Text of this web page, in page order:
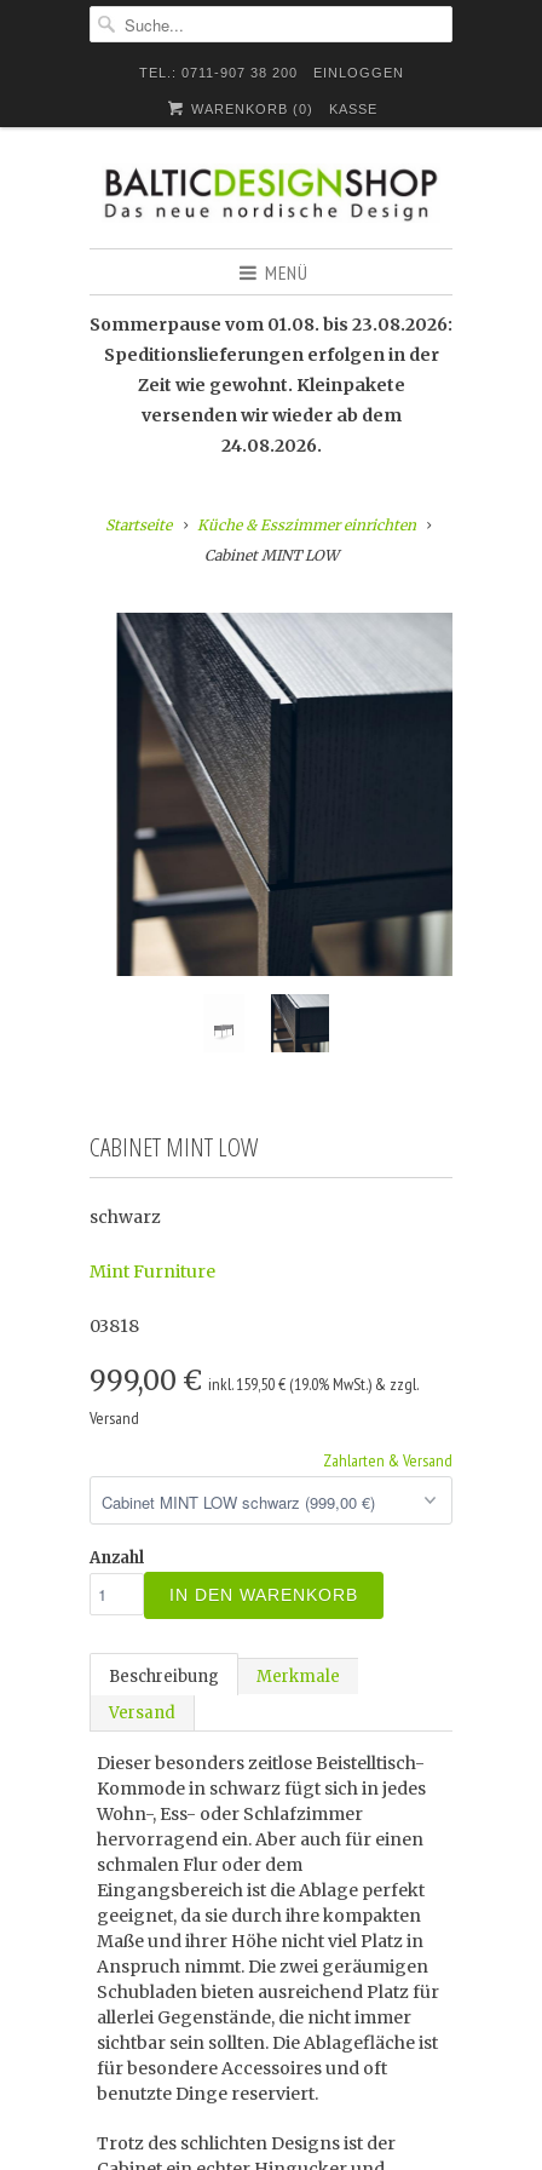
TEL.: 0711-907 38 200 EINLOGGEN
WARENKORB (0) KASSE
MENÜ
Sommerpause vom 01.08. bis 23.08.2026:
Speditionslieferungen erfolgen in der
Zeit wie gewohnt. Kleinpakete
versenden wir wieder ab dem
24.08.2026.
Startseite
Küche & Esszimmer einrichten
Cabinet MINT LOW
CABINET MINT LOW
schwarz
Mint Furniture
03818
999,00 € inkl. 159,50 € (19.0% MwSt.) & zzgl.
Versand
Zahlarten & Versand
Anzahl
IN DEN WARENKORB
Beschreibung
Merkmale
Versand
Dieser besonders zeitlose Beistelltisch-
Kommode in schwarz fügt sich in jedes
Wohn-, Ess- oder Schlafzimmer
hervorragend ein. Aber auch für einen
schmalen Flur oder dem
Eingangsbereich ist die Ablage perfekt
geeignet, da sie durch ihre kompakten
Maße und ihrer Höhe nicht viel Platz in
Anspruch nimmt. Die zwei geräumigen
Schubladen bieten ausreichend Platz für
allerlei Gegenstände, die nicht immer
sichtbar sein sollten. Die Ablagefläche ist
für besondere Accessoires und oft
benutzte Dinge reserviert.
Trotz des schlichten Designs ist der